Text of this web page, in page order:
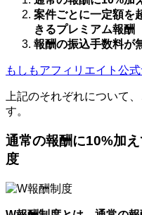
案件ごとに一定額を
きるプレミアム報酬
報酬の振込手数料が
もしもアフィリエイト公
上記のそれぞれについて
す。
通常の報酬に10%加
度